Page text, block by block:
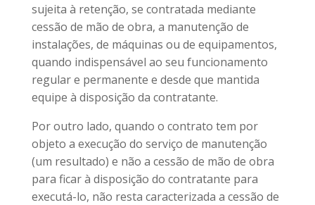
sujeita à retenção, se contratada mediante
cessão de mão de obra, a manutenção de
instalações, de máquinas ou de equipamentos,
quando indispensável ao seu funcionamento
regular e permanente e desde que mantida
equipe à disposição da contratante.
Por outro lado, quando o contrato tem por
objeto a execução do serviço de manutenção
(um resultado) e não a cessão de mão de obra
para ficar à disposição do contratante para
executá-lo, não resta caracterizada a cessão de